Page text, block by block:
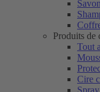
Produits de
Tout
Cire